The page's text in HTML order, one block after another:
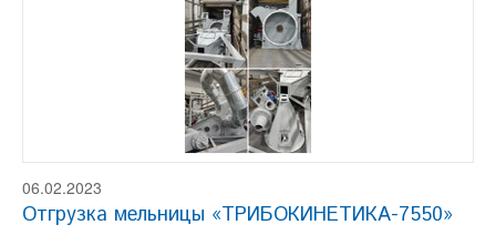
06.02.2023
Отгрузка мельницы «ТРИБОКИНЕТИКА-7550»